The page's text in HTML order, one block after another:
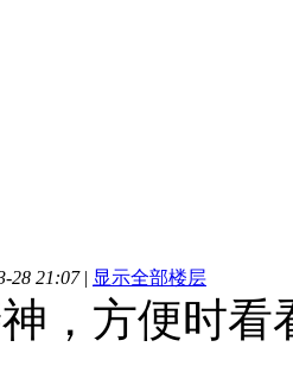
28 21:07 | 显示全部楼层
，方便时看